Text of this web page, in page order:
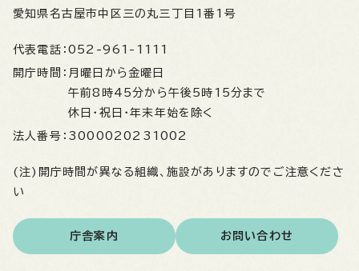
愛知県名古屋市中区三の丸三丁目1番1号
代表電話： 052-961-1111
開庁時間： 月曜日から金曜日
午前8時45分から午後5時15分まで
休日・祝日・年末年始を除く
法人番号： 3000020231002
(注)開庁時間が異なる組織、施設がありますのでご注意くださ
い
庁舎案内 お問い合わせ